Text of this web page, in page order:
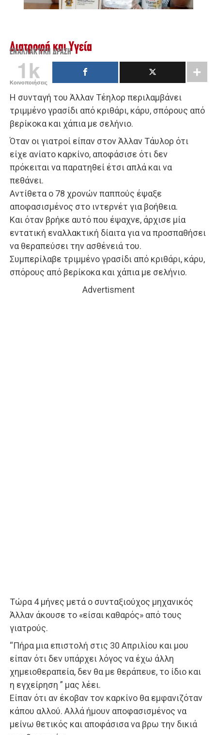
Διατροφή και Υγεία
ΕΝΑΛΛΑΚΤΙΚΉ ΔΡΆΣΗ
1k
Κοινοποιήσεις
Η συνταγή του Άλλαν Τέηλορ περιλαμβάνει
τριμμένο γρασίδι από κριθάρι, κάρυ, σπόρους από
βερίκοκα και χάπια με σελήνιο.
Όταν οι γιατροί είπαν στον Άλλαν Τάυλορ ότι
είχε ανίατο καρκίνο, αποφάσισε ότι δεν
πρόκειται να παρατηθεί έτσι απλά και να
πεθάνει.
Αντίθετα ο 78 χρονών παππούς έψαξε
αποφασισμένος στο ιντερνέτ για βοήθεια.
Και όταν βρήκε αυτό που έψαχνε, άρχισε μία
εντατική εναλλακτική δίαιτα για να προσπαθήσει
να θεραπεύσει την ασθένειά του.
Συμπερίλαβε τριμμένο γρασίδι από κριθάρι, κάρυ,
σπόρους από βερίκοκα και χάπια με σελήνιο.
Advertisment
Τώρα 4 μήνες μετά ο συνταξιούχος μηχανικός
Άλλαν άκουσε το «είσαι καθαρός» από τους
γιατρούς.
“Πήρα μια επιστολή στις 30 Απριλίου και μου
είπαν ότι δεν υπάρχει λόγος να έχω άλλη
χημειοθεραπεία, δεν θα με θεράπευε, το ίδιο και
η εγχείρηση ” μας λέει.
Είπαν ότι αν έκοβαν τον καρκίνο θα εμφανιζόταν
κάπου αλλού. Αλλά ήμουν αποφασισμένος να
μείνω θετικός και αποφάσισα να βρω την δικιά